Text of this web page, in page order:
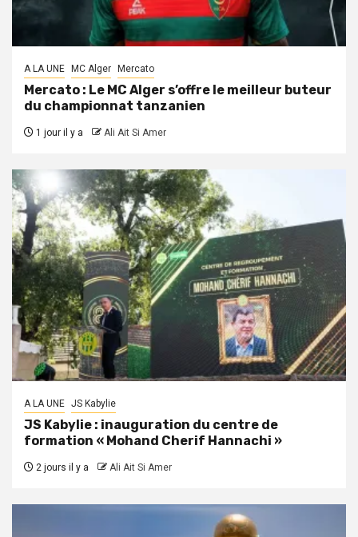
A LA UNE MC Alger Mercato
Mercato : Le MC Alger s’offre le meilleur buteur
du championnat tanzanien
1 jour il y a Ali Ait Si Amer
A LA UNE JS Kabylie
JS Kabylie : inauguration du centre de
formation « Mohand Cherif Hannachi »
2 jours il y a Ali Ait Si Amer